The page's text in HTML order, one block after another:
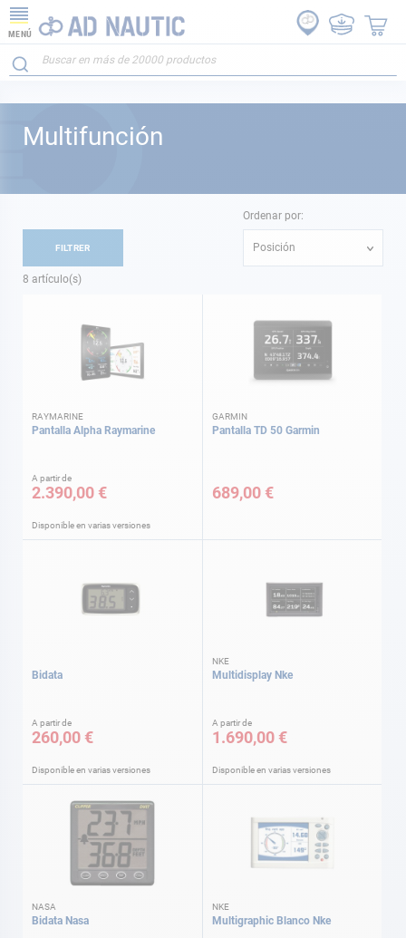
MENÚ
Multifunción
8 artículo(s)
Ordenar por:
Posición
RAYMARINE
Pantalla Alpha Raymarine
A partir de
2.390,00 €
Disponible en varias versiones
GARMIN
Pantalla TD 50 Garmin
689,00 €
Bidata
A partir de
260,00 €
Disponible en varias versiones
NKE
Multidisplay Nke
A partir de
1.690,00 €
Disponible en varias versiones
NASA
Bidata Nasa
NKE
Multigraphic Blanco Nke
FILTRER